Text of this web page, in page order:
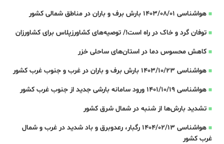
هواشناسی 1403/08/01 بارش برف و باران در مناطق شمالی کشور
توفان گرد و خاک در راه است!/ توصیه‌های کشاورزپلاس برای کشاورزان
کاهش محسوس دما در استان‌های ساحلی خزر
هواشناسی 1403/10/23 بارش برف و باران در غرب و جنوب غرب کشور
هواشناسی 1401/10/19 ورود سامانه بارشی جدید از جنوب غرب کشور
تشدید بارش‌ها از شنبه در شمال شرق کشور
هواشناسی 1404/02/13 رگبار، رعدوبرق و باد شدید در غرب و شمال
غرب کشور